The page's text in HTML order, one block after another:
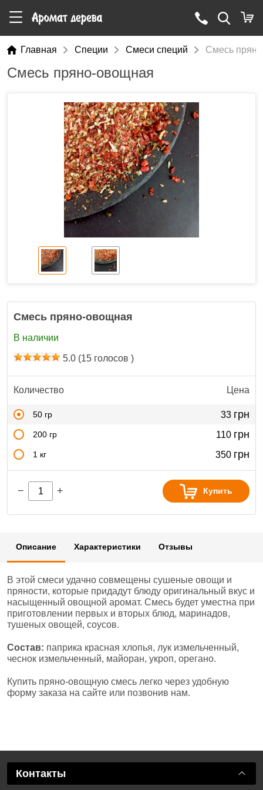
Главная Специи Смеси специй Смесь
Смесь пряно-овощная
Смесь пряно-овощная
В наличии
5.0 (15 голосов )
Количество Цена
50 гр 33 грн
200 гр 110 грн
1 кг 350 грн
− + Купить
Описание Характеристики Отзывы
В этой смеси удачно совмещены сушеные овощи и
пряности, которые придадут блюду оригинальный вкус и
насыщенный овощной аромат. Смесь будет уместна при
приготовлении первых и вторых блюд, маринадов,
тушеных овощей, соусов.
Состав: паприка красная хлопья, лук измельченный,
чеснок измельченный, майоран, укроп, орегано.
Купить пряно-овощную смесь легко через удобную
форму заказа на сайте или позвонив нам.
Контакты